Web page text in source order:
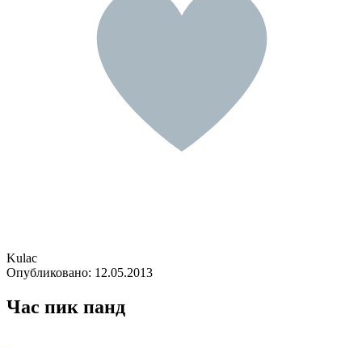
Kulac
Опубликовано: 12.05.2013
Час пик панд